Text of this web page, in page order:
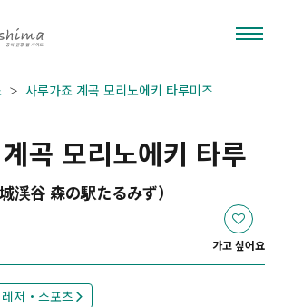
사루가죠 계곡 모리노에키 타루미즈
곡 모리노에키 타루
城渓谷 森の駅たるみず）
가고 싶어요
레저・스포츠